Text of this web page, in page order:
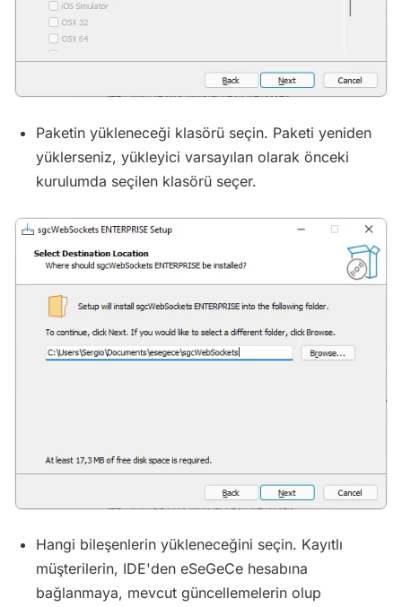
Paketin yükleneceği klasörü seçin. Paketi yeniden
yüklerseniz, yükleyici varsayılan olarak önceki
kurulumda seçilen klasörü seçer.
Hangi bileşenlerin yükleneceğini seçin. Kayıtlı
müşterilerin, IDE'den eSeGeCe hesabına
bağlanmaya, mevcut güncellemelerin olup